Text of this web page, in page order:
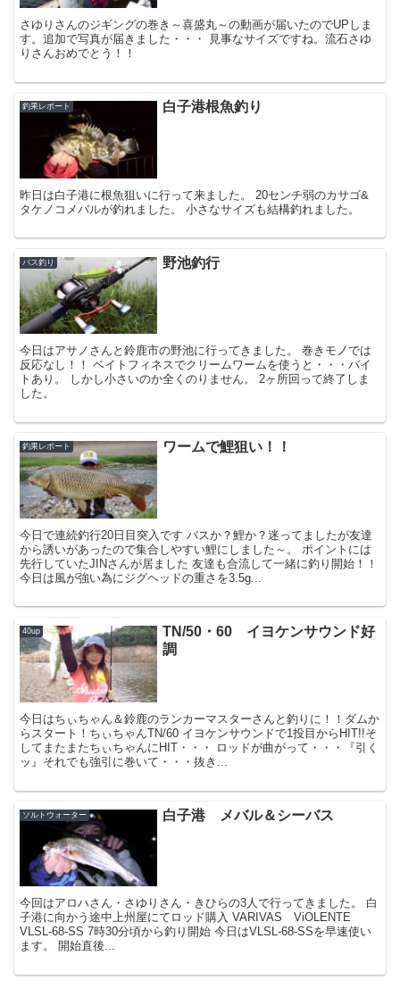
さゆりさんのジギングの巻き～喜盛丸～の動画が届いたのでUPしま
す。追加で写真が届きました・・・ 見事なサイズですね。流石さゆ
りさんおめでとう！！
釣果レポート 白子港根魚釣り
昨日は白子港に根魚狙いに行って来ました。 20センチ弱のカサゴ&
タケノコメバルが釣れました。 小さなサイズも結構釣れました。
バス釣り 野池釣行
今日はアサノさんと鈴鹿市の野池に行ってきました。 巻きモノでは
反応なし！！ ベイトフィネスでクリームワームを使うと・・・バイ
トあり。 しかし小さいのか全くのりません。 2ヶ所回って終了しま
した。
釣果レポート ワームで鯉狙い！！
今日で連続釣行20日目突入です バスか？鯉か？迷ってましたが友達
から誘いがあったので集合しやすい鯉にしました～。 ポイントには
先行していたJINさんが居ました 友達も合流して一緒に釣り開始！！
今日は風が強い為にジグヘッドの重さを3.5g...
40up
TN/50・60 イヨケンサウンド好
調
今日はちぃちゃん＆鈴鹿のランカーマスターさんと釣りに！！ダムか
らスタート！ちぃちゃんTN/60 イヨケンサウンドで1投目からHIT!!そ
してまたまたちぃちゃんにHIT・・・ ロッドが曲がって・・・『引く
ッ』それでも強引に巻いて・・・抜き...
ソルトウォーター 白子港 メバル＆シーバス
今回はアロハさん・さゆりさん・きひらの3人で行ってきました。 白
子港に向かう途中上州屋にてロッド購入 VARIVAS ViOLENTE
VLSL-68-SS 7時30分頃から釣り開始 今日はVLSL-68-SSを早速使い
ます。 開始直後...